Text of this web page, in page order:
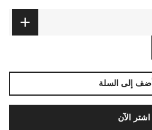
أضف إلى السلة
اشتر الآن